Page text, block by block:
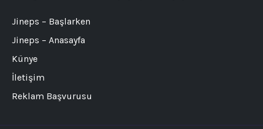
Jineps – Başlarken
Jineps – Anasayfa
Künye
İletişim
Reklam Başvurusu